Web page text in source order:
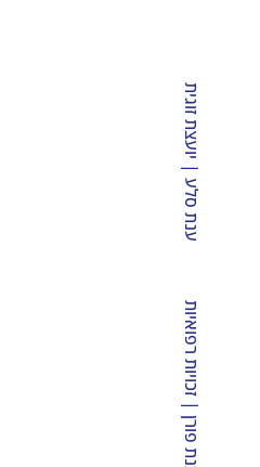
ענת סלע | יועצת זוגית
לבנת פורן | זכויות רפואיות